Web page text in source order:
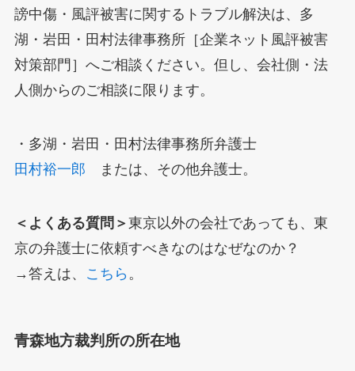
謗中傷・風評被害に関するトラブル解決は、多
湖・岩田・田村法律事務所［企業ネット風評被害
対策部門］へご相談ください。但し、会社側・法
人側からのご相談に限ります。
・多湖・岩田・田村法律事務所弁護士
田村裕一郎 または、その他弁護士。
＜よくある質問＞ 東京以外の会社であっても、東
京の弁護士に依頼すべきなのはなぜなのか？
→答えは、
こちら 。
青森地方裁判所の所在地